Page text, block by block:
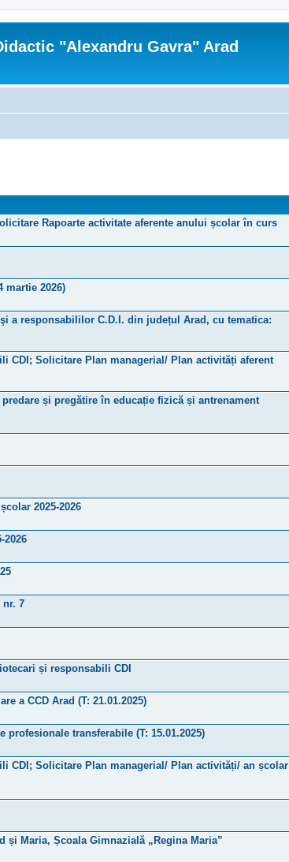
"Alexandru Gavra" Arad
Rapoarte activitate aferente anului școlar în curs
martie 2026)
a responsabililor C.D.I. din județul Arad, cu tematica:
CDI; Solicitare Plan managerial/ Plan activități aferent
și pregătire în educație fizică și antrenament
2025-2026
2026
nr. 7
și responsabili CDI
a CCD Arad (T: 21.01.2025)
transferabile (T: 15.01.2025)
CDI; Solicitare Plan managerial/ Plan activități/ an școlar
Maria, Școala Gimnazială „Regina Maria”